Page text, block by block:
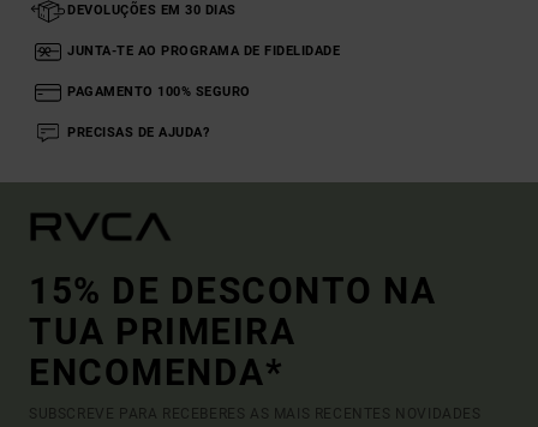
DEVOLUÇÕES EM 30 DIAS
JUNTA-TE AO PROGRAMA DE FIDELIDADE
PAGAMENTO 100% SEGURO
PRECISAS DE AJUDA?
15% DE DESCONTO NA
TUA PRIMEIRA
ENCOMENDA*
SUBSCREVE PARA RECEBERES AS MAIS RECENTES NOVIDADES